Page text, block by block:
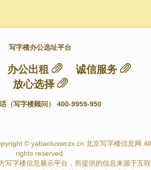
写字楼办公选址平台
办公出租
诚信服务
放心选择
（写字楼顾问） 400-9959-950
© yabaoluswczx.cn 北京写字楼信息网 All
rights reserved.
写字楼信息展示平台，所提供的信息来源于互联